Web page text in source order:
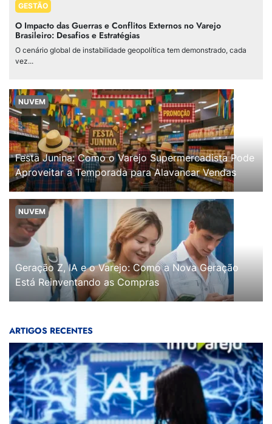
GESTÃO
O Impacto das Guerras e Conflitos Externos no Varejo
Brasileiro: Desafios e Estratégias
O cenário global de instabilidade geopolítica tem demonstrado, cada
vez...
NUVEM
Festa Junina: Como o Varejo Supermercadista Pode
Aproveitar a Temporada para Alavancar Vendas
NUVEM
Geração Z, IA e o Varejo: Como a Nova Geração
Está Reinventando as Compras
ARTIGOS RECENTES